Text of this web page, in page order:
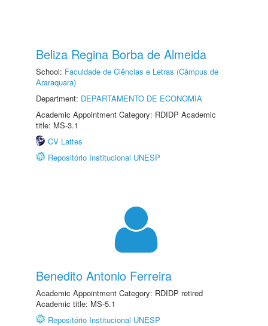
Beliza Regina Borba de Almeida
School: Faculdade de Ciências e Letras (Câmpus de
Araraquara)
Department: DEPARTAMENTO DE ECONOMIA
Academic Appointment Category: RDIDP Academic
title: MS-3.1
CV Lattes
Repositório Institucional UNESP
Benedito Antonio Ferreira
Academic Appointment Category: RDIDP retired
Academic title: MS-5.1
Repositório Institucional UNESP